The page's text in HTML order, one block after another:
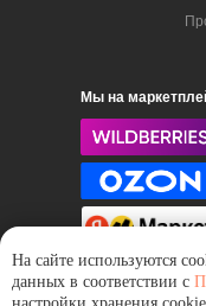
Мы на
На сайте используются
данных в соответствии с